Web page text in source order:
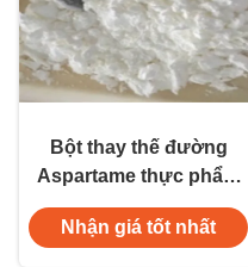
Bột thay thế đường
Aspartame thực phẩm
CAS 22839-47-0
Nhận giá tốt nhất